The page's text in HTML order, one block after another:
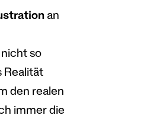
an
so
Realität
den realen
immer die